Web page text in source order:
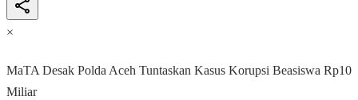
×
MaTA Desak Polda Aceh Tuntaskan Kasus Korupsi Beasiswa Rp10
Miliar